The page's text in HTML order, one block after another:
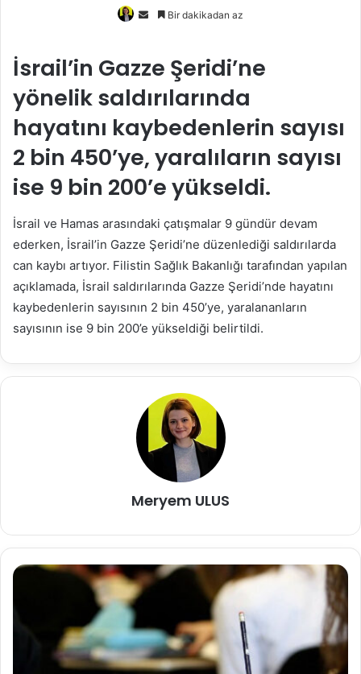
Bir
göndermek
Bir dakikadan az
İsrail’in Gazze Şeridi’ne
yönelik saldırılarında
hayatını kaybedenlerin sayısı
2 bin 450’ye, yaralıların sayısı
ise 9 bin 200’e yükseldi.
İsrail ve Hamas arasındaki çatışmalar 9 gündür devam
ederken, İsrail’in Gazze Şeridi’ne düzenlediği saldırılarda
can kaybı artıyor. Filistin Sağlık Bakanlığı tarafından yapılan
açıklamada, İsrail saldırılarında Gazze Şeridi’nde hayatını
kaybedenlerin sayısının 2 bin 450’ye, yaralananların
sayısının ise 9 bin 200’e yükseldiği belirtildi.
Meryem ULUS